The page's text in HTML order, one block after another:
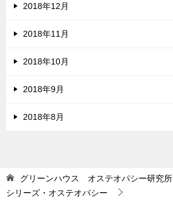
2018年12月
2018年11月
2018年10月
2018年9月
2018年8月
グリーンハウス オステオパシー研究所
シリーズ・オステオパシー